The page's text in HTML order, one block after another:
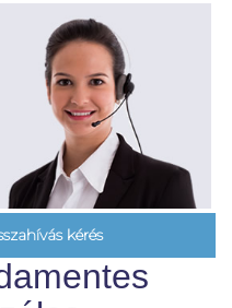
kérés